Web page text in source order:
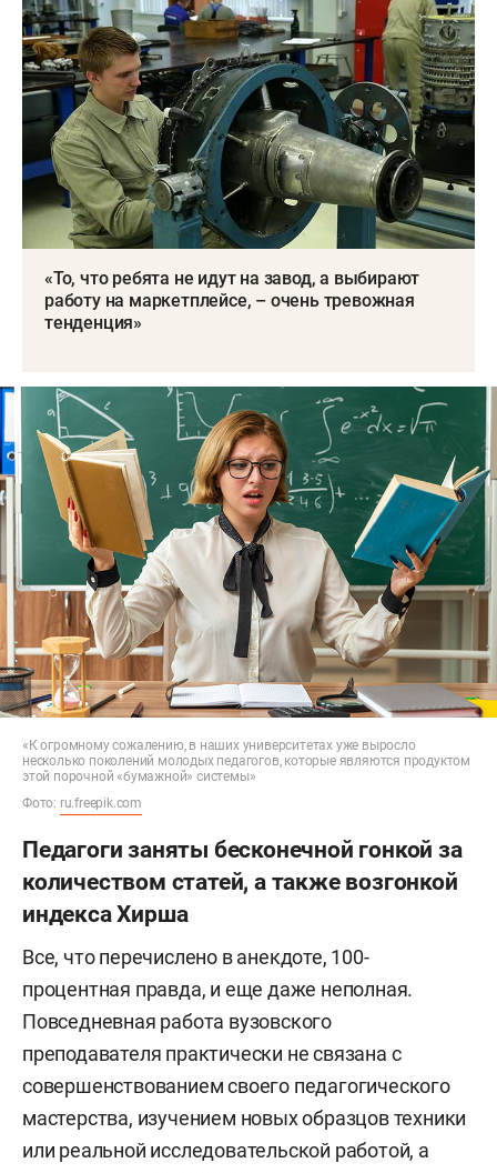
«То, что ребята не идут на завод, а выбирают
работу на маркетплейсе, – очень тревожная
тенденция»
«К огромному сожалению, в наших университетах уже выросло
несколько поколений молодых педагогов, которые являются продуктом
этой порочной «бумажной» системы»
Фото: ru.freepik.com
Педагоги заняты бесконечной гонкой за
количеством статей, а также возгонкой
индекса Хирша
Все, что перечислено в анекдоте, 100-
процентная правда, и еще даже неполная.
Повседневная работа вузовского
преподавателя практически не связана с
совершенствованием своего педагогического
мастерства, изучением новых образцов техники
или реальной исследовательской работой, а